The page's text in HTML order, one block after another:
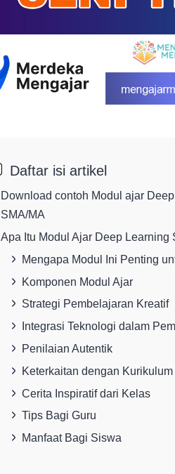
Daftar isi artikel
Download contoh Modul ajar
SMA/MA
Apa Itu Modul Ajar Deep Learning
Mengapa Modul Ini Penting
Komponen Modul Ajar
Strategi Pembelajaran Kreatif
Integrasi Teknologi dalam
Penilaian Autentik
Keterkaitan dengan
Cerita Inspiratif dari Kelas
Tips Bagi Guru
Manfaat Bagi Siswa